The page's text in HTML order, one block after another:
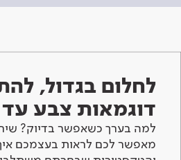
לחלום בגדול,
דוגמאות צבע
למה בערך כשאפשר בדיוק?
מאפשר לכם לראות בעצמכם איך